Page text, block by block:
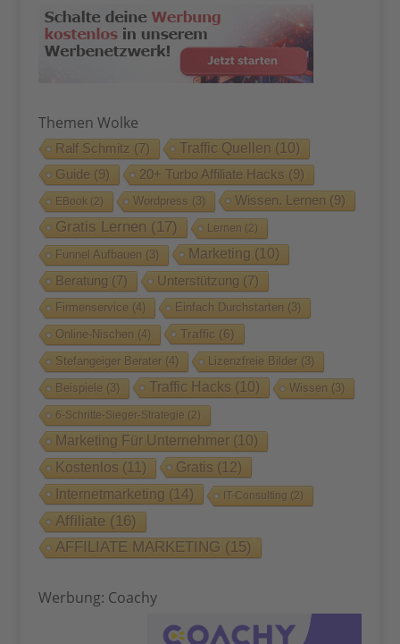
Themen Wolke
Ralf Schmitz (7) Traffic Quellen (10)
Guide (9) 20+ Turbo Affiliate Hacks (9)
EBook(2) Wordpress (3) Wissen. Lernen (9)
Gratis Lernen (17) Lernen (2)
Funnel Aufbauen (3) Marketing (10)
Beratung (7) Unterstützung (7)
Firmenservice (4) Einfach Durchstarten (3)
Online-Nischen (4) Traffic (6)
Stefangeiger Berater(4) Lizenzfreie Bilder(3)
Beispiele (3) Traffic Hacks (10) Wissen (3)
6-Schritte-Sieger-Strategie (2)
Marketing Für Unternehmer(10)
Kostenlos (11) Gratis (12)
Internetmarketing (14) IT-Consulting (2)
Affiliate(16)
AFFILIATE MARKETING (15)
Werbung: Coachy